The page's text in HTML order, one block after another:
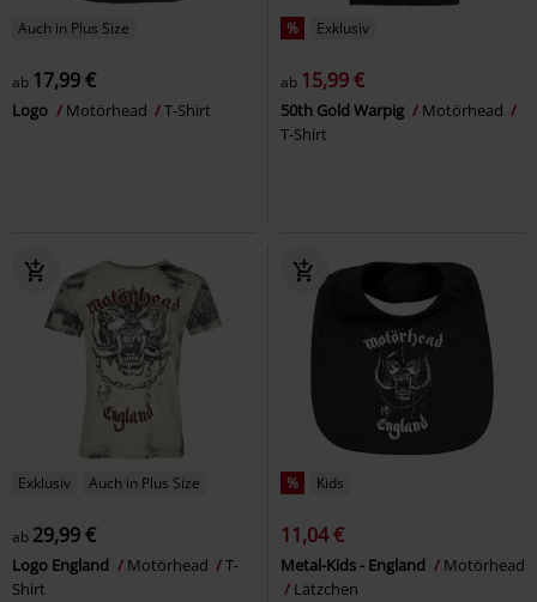
Auch in Plus Size
ab 17,99 €
Logo Motörhead T-Shirt
% Exklusiv
ab 15,99 €
50th Gold Warpig
Motörhead
T-Shirt
Exklusiv Auch in Plus Size
ab 29,99 €
Logo England Motörhead
T-
Shirt
% Kids
11,04 €
Metal-Kids - England
Motörhead
Lätzchen